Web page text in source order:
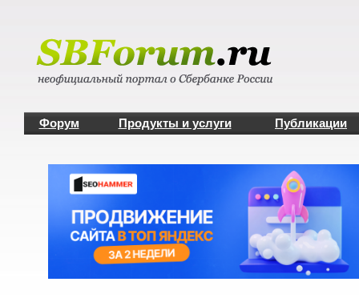
Форум Продукты и услуги Публикации